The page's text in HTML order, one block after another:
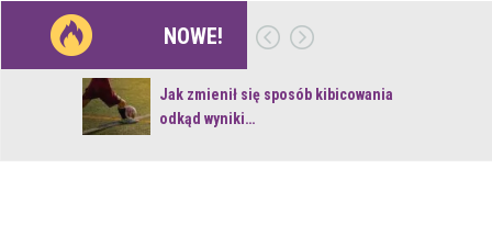
NOWE!
Jak zmienił się sposób kibicowania
odkąd wyniki…